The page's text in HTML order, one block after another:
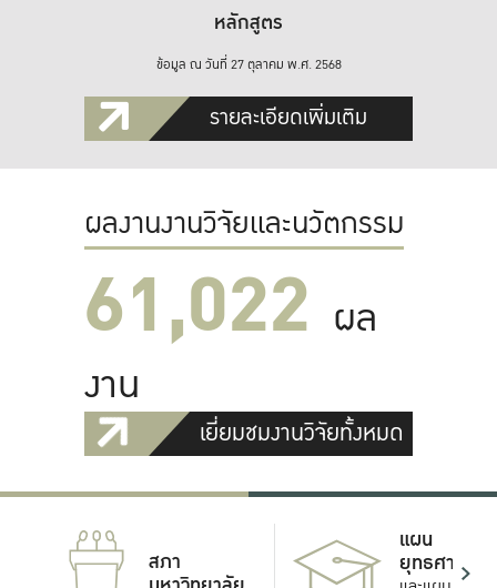
หลักสูตร
ข้อมูล ณ วันที่ 27 ตุลาคม พ.ศ. 2568
รายละเอียดเพิ่มเติม
ผลงานงานวิจัยและนวัตกรรม
61,022 ผล
งาน
เยี่ยมชมงานวิจัยทั้งหมด
สภา
แผน
ยุทธศาสตร์